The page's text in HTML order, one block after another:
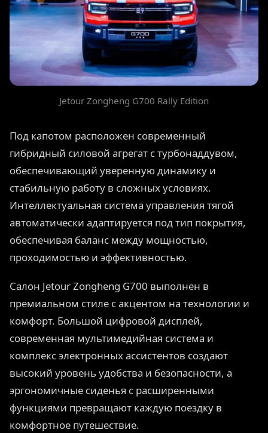
Jetour Zongheng G700 Rally Edition
Под капотом расположен современный
гибридный силовой агрегат с турбонаддувом,
обеспечивающий уверенную динамику и
стабильную работу в сложных условиях.
Интеллектуальная система управления тягой
автоматически адаптируется под тип покрытия,
обеспечивая баланс между мощностью,
проходимостью и эффективностью.
Салон Jetour Zongheng G700 выполнен в
премиальном стиле с акцентом на технологии и
комфорт. Большой цифровой дисплей,
современная мультимедийная система и
комплекс электронных ассистентов создают
высокий уровень удобства и безопасности, а
эргономичные сиденья с расширенными
функциями превращают каждую поездку в
комфортное путешествие.